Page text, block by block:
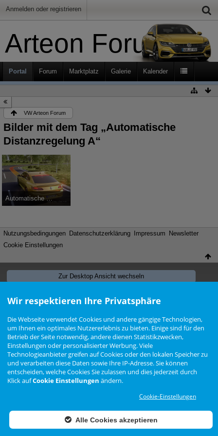
Anmelden oder registrieren
Arteon Forum
Portal Forum Marktplatz Galerie Kalender
VW Arteon Forum
Bilder mit dem Tag „Automatische
Distanzregelung A“
Automatische Distanzregelung ACC - Offizielles Foto von Volkswagen
Hajö-30. Juni 2017
Nutzungsbedingungen Datenschutzerklärung Impressum
Newsletter
Cookie Einstellungen
Zur Desktop Ansicht wechseln
Forensoftware: Burning Board®, entwickelt von WoltLab® GmbH
Werbelink: Dieser Link Platz ist frei!
Wir respektieren Ihre Privatsphäre
Die Webseite verwendet Cookies und andere gängige Technologien,
um Ihnen ein optimales Nutzererlebnis zu bieten. Einige sind für den
Betrieb der Seite notwendig, andere dienen Statistikzwecken,
Einstellungen oder personalisierter Werbung. Viele
Technologieanbieter greifen auf Cookies oder den lokalen Speicher zu
und verarbeiten diese Daten sowie Ihre IP-Adresse. Sie können
entscheiden, welche Cookies Sie zulassen und dies jederzeit durch
Klick aufCookie Einstellungen ändern.
Cookie-Einstellungen
Alle Cookies akzeptieren